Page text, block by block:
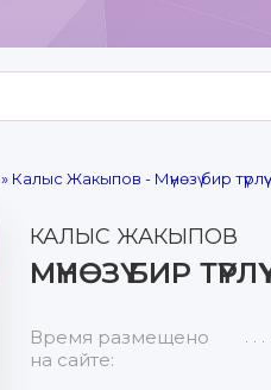
» Калыс Жакыпов - Мүнөзү бир түрлүү
КАЛЫС ЖАКЫПОВ
МҮНӨЗҮ БИР ТҮРЛҮҮ
Время размещено
на сайте: